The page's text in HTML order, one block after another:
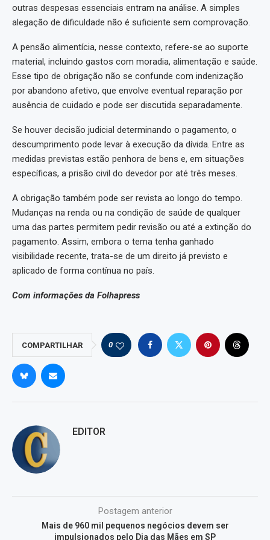
outras despesas essenciais entram na análise. A simples
alegação de dificuldade não é suficiente sem comprovação.
A pensão alimentícia, nesse contexto, refere-se ao suporte
material, incluindo gastos com moradia, alimentação e saúde.
Esse tipo de obrigação não se confunde com indenização
por abandono afetivo, que envolve eventual reparação por
ausência de cuidado e pode ser discutida separadamente.
Se houver decisão judicial determinando o pagamento, o
descumprimento pode levar à execução da dívida. Entre as
medidas previstas estão penhora de bens e, em situações
específicas, a prisão civil do devedor por até três meses.
A obrigação também pode ser revista ao longo do tempo.
Mudanças na renda ou na condição de saúde de qualquer
uma das partes permitem pedir revisão ou até a extinção do
pagamento. Assim, embora o tema tenha ganhado
visibilidade recente, trata-se de um direito já previsto e
aplicado de forma contínua no país.
Com informações da Folhapress
COMPARTILHAR 0
EDITOR
Postagem anterior
Mais de 960 mil pequenos negócios devem ser
impulsionados pelo Dia das Mães em SP